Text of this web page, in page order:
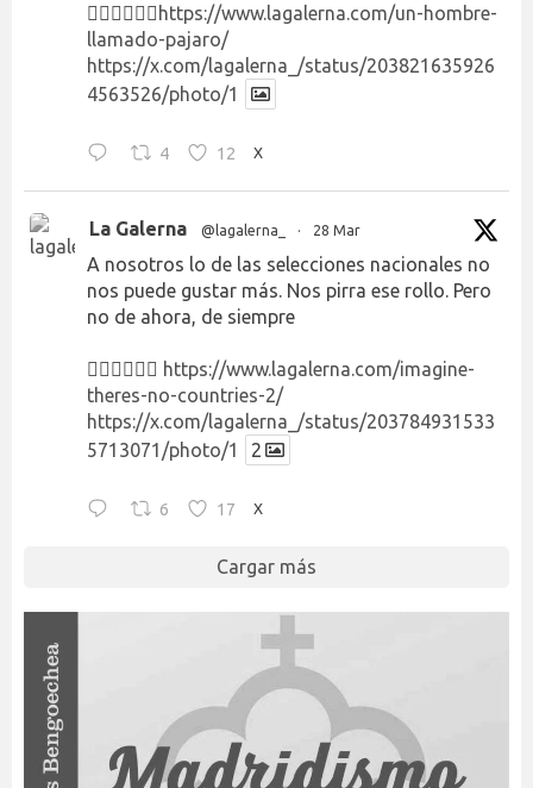
👉🏻👉🏻👉🏻 https://www.lagalerna.com/un-hombre-
llamado-pajaro/
https://x.com/lagalerna_/status/203821635926
4563526/photo/1
4 12 X
La Galerna @lagalerna_ · 28 Mar
A nosotros lo de las selecciones nacionales no
nos puede gustar más. Nos pirra ese rollo. Pero
no de ahora, de siempre
👉🏻👉🏻👉🏻 https://www.lagalerna.com/imagine-
theres-no-countries-2/
https://x.com/lagalerna_/status/203784931533
5713071/photo/1
2
6 17 X
Cargar más